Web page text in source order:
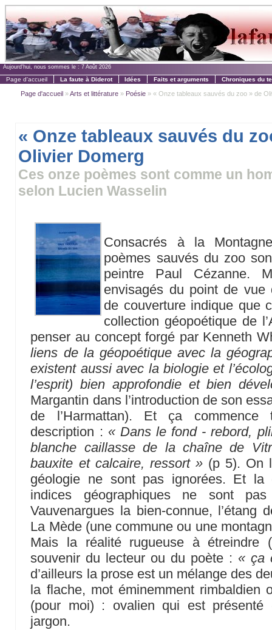
Aujourd'hui, nous sommes le : 7 Août 2026
Page d'accueil La faute à Diderot Idées Faits et arguments Chroniques du
Page d'accueil »Arts et littérature » Poésie » « Onze tableaux sauvés du zoo » de
« Onze tableaux sauvés du
Olivier Domerg
Ces onze poèmes sont comme un
selon Lucien Wasselin
Consacrés à la
poèmes sauvés du zoo
peintre Paul Cézanne.
envisagés du point de vue
de couverture indique que
collection géopoétique de
penser au concept forgé par Kenneth
liens de la géopoétique avec la
existent aussi avec la biologie et
l’esprit) bien approfondie et bien
Margantin dans l’introduction de son
de l’Harmattan). Et ça
description : « Dans le fond - rebord,
blanche caillasse de la chaîne de
bauxite et calcaire, ressort »(p 5). On
géologie ne sont pas ignorées. Et la
indices géographiques ne sont
Vauvenargues la bien-connue, l’étang
La Mède (une commune ou une
Mais la réalité rugueuse à
souvenir du lecteur ou du poète : « ça
d’ailleurs la prose est un mélange des
la flache, mot éminemment rimbaldien
(pour moi) : ovalien qui est présenté
jargon.